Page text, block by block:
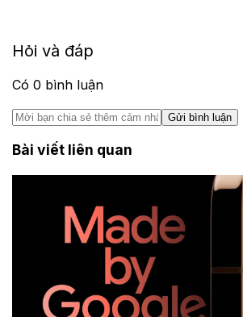
Hỏi và đáp
Có 0 bình luận
Gửi bình luận
Bài viết liên quan